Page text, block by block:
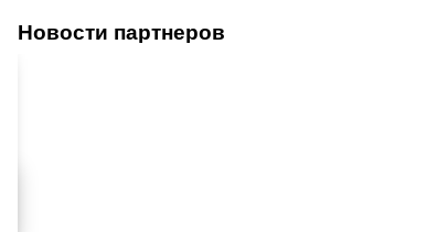
Новости партнеров